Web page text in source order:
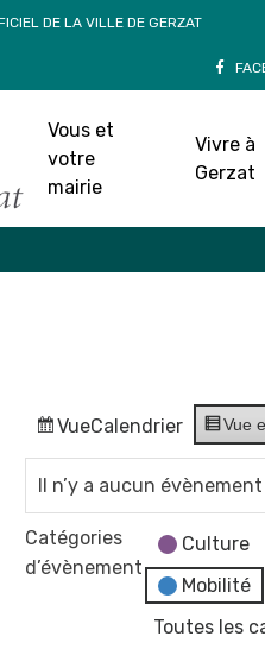
DE LA VILLE DE GERZAT
Vous et
votre
mairie
Vivre à
Gerzat
VueCalendrier Vue
Il n’y a aucun
Catégories
d’évènement
Culture
Mobilité
Toutes les